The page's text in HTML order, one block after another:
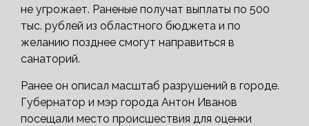
не угрожает. Раненые получат выплаты по 500
тыс. рублей из областного бюджета и по
желанию позднее смогут направиться в
санаторий.
Ранее он описал масштаб разрушений в городе.
Губернатор и мэр города Антон Иванов
посещали место происшествия для оценки